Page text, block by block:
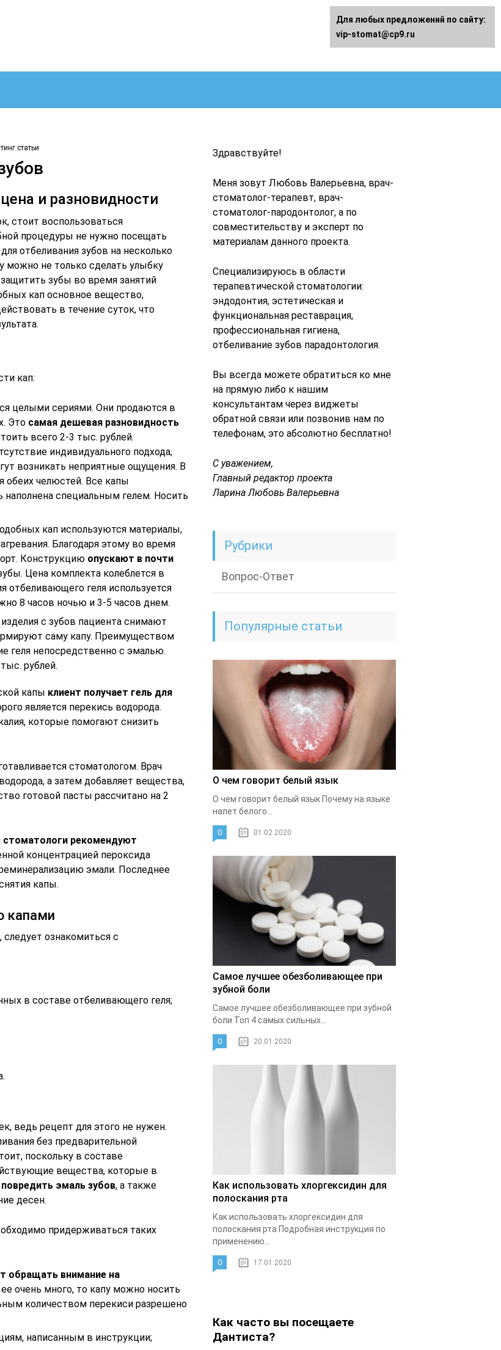
статьи
и разновидности
стоит воспользоваться
процедуры не нужно посещать
отбеливания зубов на несколько
можно не только сделать улыбку
зубы во время занятий
кап основное вещество,
в течение суток, что
кап:
целыми сериями. Они продаются в
Это самая дешевая разновидность
всего 2-3 тыс. рублей.
индивидуального подхода,
возникать неприятные ощущения. В
обеих челюстей. Все капы
наполнена специальным гелем. Носить
кап используются материалы,
Благодаря этому во время
Конструкцию опускают в почти
Цена комплекта колеблется в
отбеливающего геля используется
8 часов ночью и 3-5 часов днем.
с зубов пациента снимают
саму капу. Преимуществом
геля непосредственно с эмалью.
рублей.
капы клиент получает гель для
является перекись водорода.
которые помогают снизить
стоматологом. Врач
а затем добавляет вещества,
готовой пасты рассчитано на 2
стоматологи рекомендуют
концентрацией пероксида
эмали. Последнее
капы.
капами
ознакомиться с
в составе отбеливающего геля;
ведь рецепт для этого не нужен.
без предварительной
поскольку в составе
вещества, которые в
эмаль зубов, а также
десен.
придерживаться таких
обращать внимание на
очень много, то капу можно носить
количеством перекиси разрешено
написанным в инструкции;
Здравствуйте!
Меня зовут Любовь Валерьевна, врач-
стоматолог-терапевт, врач-
стоматолог-пародонтолог, а по
совместительству и эксперт по
материалам данного проекта.
Специализируюсь в области
терапевтической стоматологии:
эндодонтия, эстетическая и
функциональная реставрация,
профессиональная гигиена,
отбеливание зубов парадонтология.
Вы всегда можете обратиться ко мне
на прямую либо к нашим
консультантам через виджеты
обратной связи или позвонив нам по
телефонам, это абсолютно бесплатно!
С уважением,
Главный редактор проекта
Ларина Любовь Валерьевна
Рубрики
Вопрос-Ответ
Популярные статьи
О чем говорит белый язык
О чем говорит белый язык Почему на языке
налет белого...
0 01.02.2020
Самое лучшее обезболивающее при
зубной боли
Самое лучшее обезболивающее при зубной
боли Топ 4 самых сильных...
0 20.01.2020
Как использовать хлоргексидин для
полоскания рта
Как использовать хлоргексидин для
полоскания рта Подробная инструкция по
применению...
0 17.01.2020
Как часто вы посещаете
Дантиста?
Для любых предложений по сайту:
vip-stomat@cp9.ru